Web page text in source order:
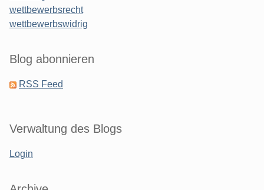
wettbewerbsrecht
wettbewerbswidrig
Blog abonnieren
RSS Feed
Verwaltung des Blogs
Login